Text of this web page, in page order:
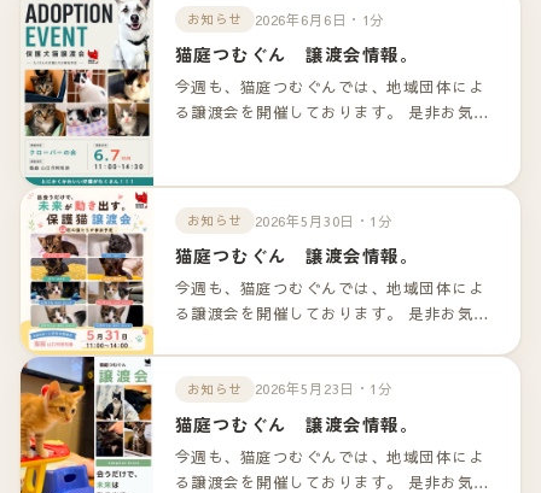
お知らせ 2026年6月6日・1分
猫庭つむぐん 譲渡会情報。
今週も、猫庭つむぐんでは、地域団体によ
る譲渡会を開催しております。 是非お気軽
お知らせ 2026年5月30日・1分
猫庭つむぐん 譲渡会情報。
今週も、猫庭つむぐんでは、地域団体によ
る譲渡会を開催しております。 是非お気軽
ンクよりご確認下さいませ。
お知らせ 2026年5月23日・1分
猫庭つむぐん 譲渡会情報。
今週も、猫庭つむぐんでは、地域団体によ
る譲渡会を開催しております。 是非お気軽